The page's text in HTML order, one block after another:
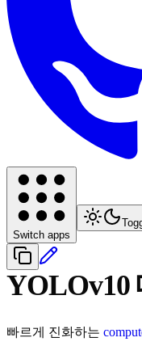
Switch apps
YOLOv10
빠르게 진화하는